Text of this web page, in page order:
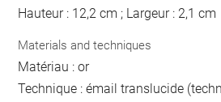
Hauteur : 12,2 cm ; Largeur : 2,1 cm
Materials and techniques
Matériau : or
Technique : émail translucide